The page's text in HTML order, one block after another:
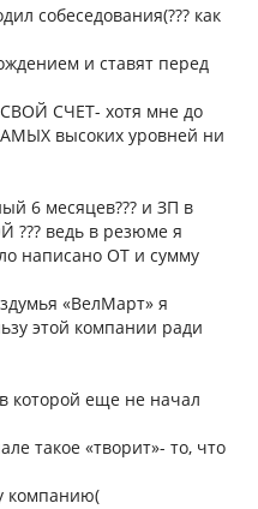
собеседования(??? как
и ставят перед
СЧЕТ- хотя мне до
высоких уровней ни
6 месяцев??? и ЗП в
ведь в резюме я
написано ОТ и сумму
«ВелМарт» я
этой компании ради
которой еще не начал
такое «творит»- то, что
компанию(